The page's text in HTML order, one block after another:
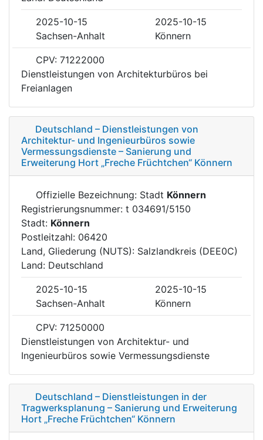
2025-10-15
2025-10-15
Sachsen-Anhalt
Könnern
CPV: 71222000
Dienstleistungen von Architekturbüros bei
Freianlagen
Deutschland – Dienstleistungen von
Architektur- und Ingenieurbüros sowie
Vermessungsdienste – Sanierung und
Erweiterung Hort „Freche Früchtchen“ Könnern
Offizielle Bezeichnung: Stadt Könnern
Registrierungsnummer: t 034691/5150
Stadt: Könnern
Postleitzahl: 06420
Land, Gliederung (NUTS): Salzlandkreis (DEE0C)
Land: Deutschland
2025-10-15
2025-10-15
Sachsen-Anhalt
Könnern
CPV: 71250000
Dienstleistungen von Architektur- und
Ingenieurbüros sowie Vermessungsdienste
Deutschland – Dienstleistungen in der
Tragwerksplanung – Sanierung und Erweiterung
Hort „Freche Früchtchen“ Könnern